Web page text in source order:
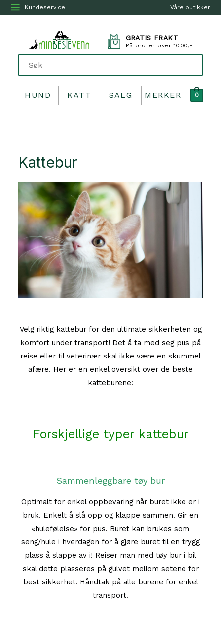
Våre butikker
Kundeservice
GRATIS FRAKT
På ordrer over 1000,-
HUND KATT SALG MERKER 0
Kattebur
Velg riktig kattebur for den ultimate sikkerheten og
komfort under transport! Det å ta med seg pus på
reise eller til veterinær skal ikke være en skummel
afære. Her er en enkel oversikt over de beste
katteburene:
Forskjellige typer kattebur
Sammenleggbare tøy bur
Optimalt for enkel oppbevaring når buret ikke er i
bruk. Enkelt å slå opp og klappe sammen. Gir en
«hulefølelse» for pus. Buret kan brukes som
seng/hule i hverdagen for å gjøre buret til en trygg
plass å slappe av i! Reiser man med tøy bur i bil
skal dette plasseres på gulvet mellom setene for
best sikkerhet. Håndtak på alle burene for enkel
transport.